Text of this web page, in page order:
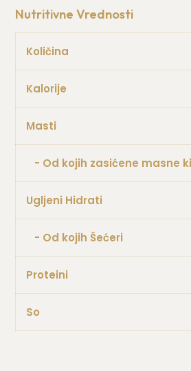
Nutritivne Vrednosti
Količina
Kalorije
Masti
- Od kojih zasićene masne
Ugljeni Hidrati
- Od kojih Šećeri
Proteini
So